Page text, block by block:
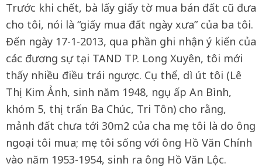
Trước khi chết, bà lấy giấy tờ mua bán đất cũ đưa
cho tôi, nói là “giấy mua đất ngày xưa” của ba tôi.
Đến ngày 17-1-2013, qua phần ghi nhận ý kiến của
các đương sự tại TAND TP. Long Xuyên, tôi mới
thấy nhiều điều trái ngược. Cụ thể, dì út tôi (Lê
Thị Kim Ảnh, sinh năm 1948, ngụ ấp An Bình,
khóm 5, thị trấn Ba Chúc, Tri Tôn) cho rằng,
mảnh đất chưa tới 30m2 của cha mẹ tôi là do ông
ngoại tôi mua; mẹ tôi sống với ông Hồ Văn Chính
vào năm 1953-1954, sinh ra ông Hồ Văn Lộc.